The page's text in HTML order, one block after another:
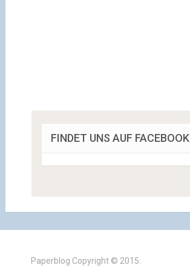
FINDET UNS AUF FACEBOOK
Paperblog Copyright © 2015.